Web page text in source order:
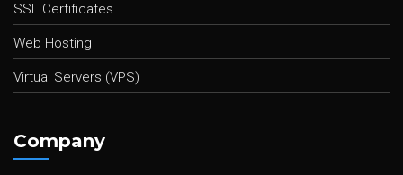
SSL Certificates
Web Hosting
Virtual Servers (VPS)
Company